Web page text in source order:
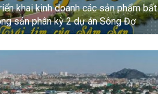
khai kinh doanh các sản phẩm bất
sản phân kỳ 2 dự án Sông Đơ